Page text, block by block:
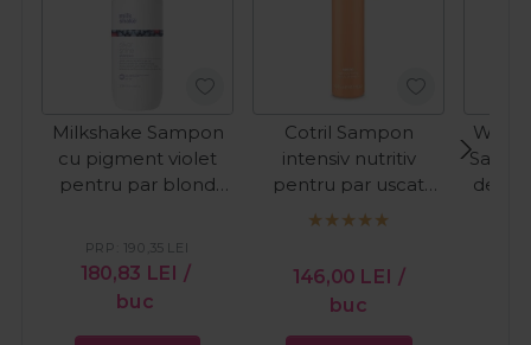
Milkshake Sampon
cu pigment violet
pentru par blond
180,83 LEI /
buc
PRP: 190,35 LEI
Cotril Sampon
intensiv nutritiv
pentru par uscat
Nutro High
146,00 LEI /
buc
Wella